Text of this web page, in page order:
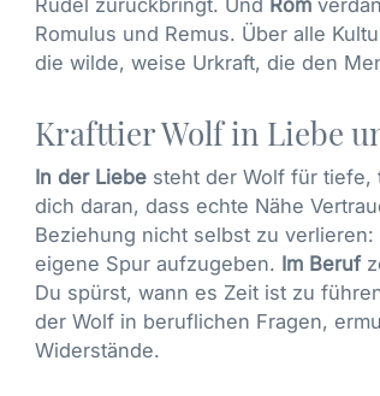
Rudel zurückbringt. Und Rom
Romulus und Remus. Über alle
die wilde, weise Urkraft, die den
Krafttier Wolf in Liebe
In der Liebe steht der Wolf für tiefe,
dich daran, dass echte Nähe
Beziehung nicht selbst zu
eigene Spur aufzugeben. Im Beruf
Du spürst, wann es Zeit ist zu
der Wolf in beruflichen Fragen,
Widerstände.